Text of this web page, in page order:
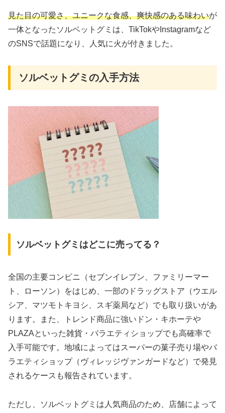
見た目の可愛さ、ユニークな食感、爽快感のある味わいが
一体となったソルベットグミは、TikTokやInstagramなど
のSNSで話題になり、人気に火が付きました。
ソルベットグミの入手方法
ソルベットグミはどこに売ってる？
全国の主要コンビニ（セブンイレブン、ファミリーマー
ト、ローソン）をはじめ、一部のドラッグストア（ウエル
シア、マツモトキヨシ、スギ薬局など）でも取り扱いがあ
ります。また、トレンド商品に強いドン・キホーテや
PLAZAといった雑貨・バラエティショップでも高確率で
入手可能です。地域によってはスーパーの菓子売り場やバ
ラエティショップ（ヴィレッジヴァンガードなど）で発見
されるケースも報告されています。
ただし、ソルベットグミは人気商品のため、店舗によって